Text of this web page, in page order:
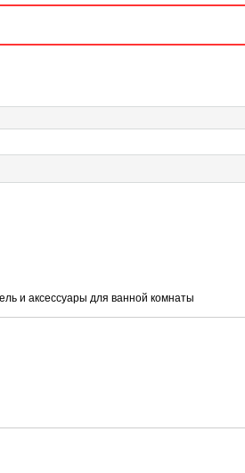
и аксессуары для ванной комнаты